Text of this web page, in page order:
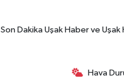
Son Dakika Uşak Haber ve
Hava